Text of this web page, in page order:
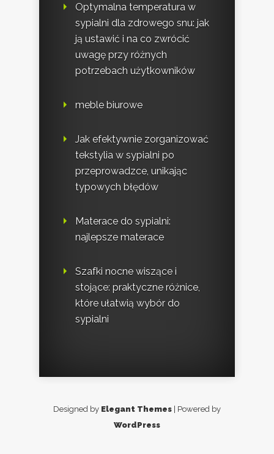
Optymalna temperatura w
sypialni dla zdrowego snu: jak
ją ustawić i na co zwrócić
uwagę przy różnych
potrzebach użytkowników
meble biurowe
Jak efektywnie zorganizować
tekstylia w sypialni po
przeprowadzce, unikając
typowych błędów
Materace do sypialni:
najlepsze materace
Szafki nocne wiszące i
stojące: praktyczne różnice,
które ułatwią wybór do
sypialni
Designed by Elegant Themes | Powered by
WordPress